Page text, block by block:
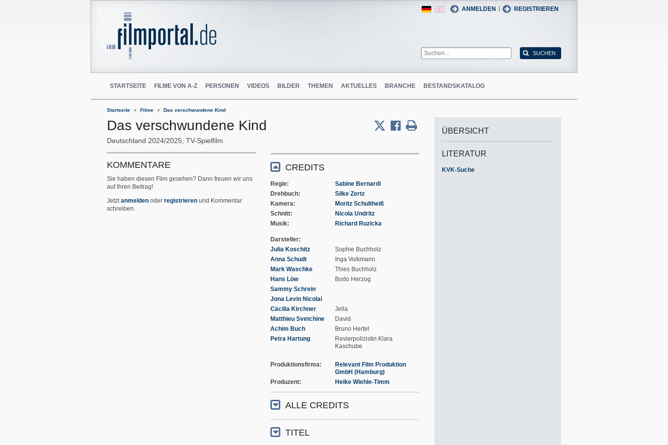
ANMELDEN REGISTRIEREN
English
German
STARTSEITE FILME VON A-Z PERSONEN VIDEOS BILDER THEMEN AKTUELLES BRANCHE BESTANDSKATALOG
Startseite Filme Das verschwundene Kind
Das verschwundene Kind
Deutschland 2024/2025 TV-Spielfilm
KOMMENTARE
Sie haben diesen Film gesehen? Dann freuen wir uns
auf Ihren Beitrag!
Jetzt anmelden oder registrieren und Kommentar
schreiben.
CREDITS
Regie
Sabine Bernardi
Drehbuch
Silke Zertz
Kamera
Moritz Schultheiß
Schnitt
Nicola Undritz
Musik
Richard Ruzicka
Darsteller
Julia Koschitz
Sophie Buchholz
Anna Schudt
Inga Volkmann
Mark Waschke
Thies Buchholz
Hans Löw
Bodo Herzog
Sammy Schrein
Jona Levin Nicolai
Cäcilia Kirchner
Jella
Matthieu Svetchine
David
Achim Buch
Bruno Hertel
Petra Hartung
Revierpolizistin Klara
Kaschube
Produktionsfirma
Relevant Film Produktion
GmbH (Hamburg)
Produzent
Heike Wiehle-Timm
ALLE CREDITS
TITEL
ÜBERSICHT
LITERATUR
KVK-Suche